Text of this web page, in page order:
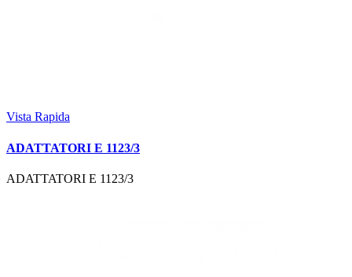
Vista Rapida
ADATTATORI E 1123/3
ADATTATORI E 1123/3